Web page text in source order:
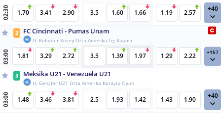
02:30 1.70 3.41 2.90 3.5 1.60 1.66 1.19 2.57 +40
2 FC Cincinnati - Pumas Unam
U. Kulüpler Kuzey-Orta Amerika Lig Kupası
03:00 1.81 3.29 2.72 3.5 1.39 1.97 1.29 2.22 +157
3 Meksika U21 - Venezuela U21
U. Gençler U21 Orta Amerika Karayip Oyun.
03:00 1.48 3.46 3.81 2.5 1.93 1.42 1.43 1.90 +40